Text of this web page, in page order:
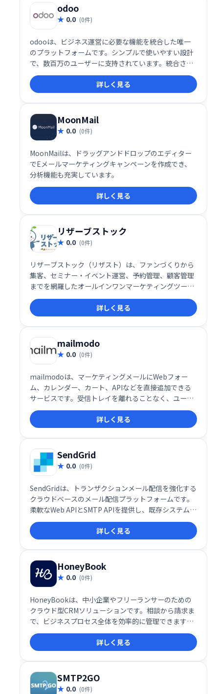
odoo
0.0 (0件)
odooは、ビジネス運営に必要な機能を統合した唯一
のプラットフォームです。シンプルで使いやすい設計
で、数百万のユーザーに支持されています。統合され
たアプリにより、業務効率化を実現し、ビジネスの成
長を支援します。
詳しく見る
MoonMail
0.0 (0件)
MoonMailは、ドラッグアンドドロップのエディター
でEメールマーケティングキャンペーンを作成でき、
分析機能も充実しています。
詳しく見る
リザーブストック
0.0 (0件)
リザーブストック（リザスト）は、ファンづくりから
集客、セミナー・イベント運営、予約管理、顧客管理
までを網羅したオールインワンマーケティングツール
です。事務作業の効率化と顧客とのエンゲージメント
向上を実現し、ビジネス成長を強力にサポートしま
す。様々な機能を統合することで、業務負担を軽減
し、集客から顧客育成までを一元管理できます。
詳しく見る
mailmodo
0.0 (0件)
mailmodoは、マーケティングメールにWebフォー
ム、カレンダー、カート、APIなどを直接追加できる
サービスです。受信トレイを離れることなく、ユーザ
ーはメール内で必要なアクションを実行できます。こ
れにより、エンゲージメントの向上とコンバージョン
率の改善に貢献します。顧客体験をスムーズにし、効
率的なマーケティングを実現しましょう。
詳しく見る
SendGrid
0.0 (0件)
SendGridは、トランザクションメール配信を強化する
クラウドベースのメール配信プラットフォームです。
柔軟なWeb APIとSMTP APIを提供し、既存システムと
の容易な統合を実現します。スケーラブルなインフラ
ストラクチャにより、大量のメール送信にも対応可
能。数分で稼働開始でき、ビジネスの成長をサポート
します。
詳しく見る
HoneyBook
0.0 (0件)
HoneyBookは、中小企業やフリーランサーのための
クラウド型CRMソリューションです。相談から請求ま
で、ビジネスプロセス全体を効率的に管理できます。
プロジェクト管理、顧客予約、請求書発行、オンライ
ン契約、支払い管理など、ビジネスに必要な機能をワ
ンストップで提供。スムーズなワークフローを実現
し、生産性を向上させます。
詳しく見る
SMTP2GO
0.0 (0件)